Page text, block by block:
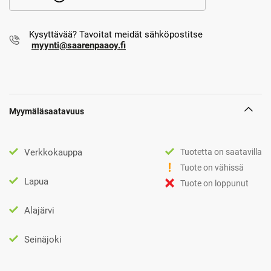
Kysyttävää? Tavoitat meidät sähköpostitse
myynti@saarenpaaoy.fi
Myymäläsaatavuus
Verkkokauppa
Lapua
Alajärvi
Seinäjoki
Tuotetta on saatavilla
Tuote on vähissä
Tuote on loppunut